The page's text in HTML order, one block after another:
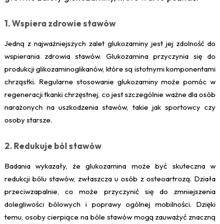
1. Wspiera zdrowie stawów
Jedną z najważniejszych zalet glukozaminy jest jej zdolność do
wspierania zdrowia stawów. Glukozamina przyczynia się do
produkcji glikozaminoglikanów, które są istotnymi komponentami
chrząstki. Regularne stosowanie glukozaminy może pomóc w
regeneracji tkanki chrzęstnej, co jest szczególnie ważne dla osób
narażonych na uszkodzenia stawów, takie jak sportowcy czy
osoby starsze.
2. Redukuje ból stawów
Badania wykazały, że glukozamina może być skuteczna w
redukcji bólu stawów, zwłaszcza u osób z osteoartrozą. Działa
przeciwzapalnie, co może przyczynić się do zmniejszenia
dolegliwości bólowych i poprawy ogólnej mobilności. Dzięki
temu, osoby cierpiące na bóle stawów mogą zauważyć znaczną